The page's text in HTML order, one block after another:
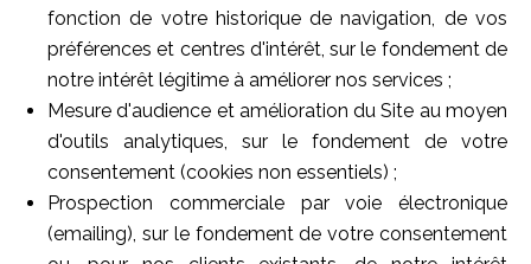
fonction de votre historique de navigation, de vos
préférences et centres d'intérêt, sur le fondement de
notre intérêt légitime à améliorer nos services ;
Mesure d'audience et amélioration du Site au moyen
d'outils analytiques, sur le fondement de votre
consentement (cookies non essentiels) ;
Prospection commerciale par voie électronique
(emailing), sur le fondement de votre consentement